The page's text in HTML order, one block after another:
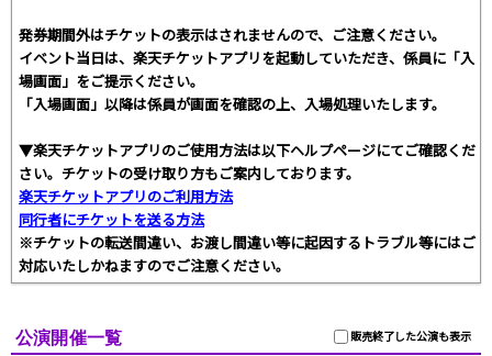
発券期間外はチケットの表示はされませんので、ご注意ください。
イベント当日は、楽天チケットアプリを起動していただき、係員に「入
場画面」をご提示ください。
「入場画面」以降は係員が画面を確認の上、入場処理いたします。
▼楽天チケットアプリのご使用方法は以下ヘルプページにてご確認くだ
さい。チケットの受け取り方もご案内しております。
楽天チケットアプリのご利用方法
同行者にチケットを送る方法
※チケットの転送間違い、お渡し間違い等に起因するトラブル等にはご
対応いたしかねますのでご注意ください。
販売終了した公演も表示
公演開催一覧